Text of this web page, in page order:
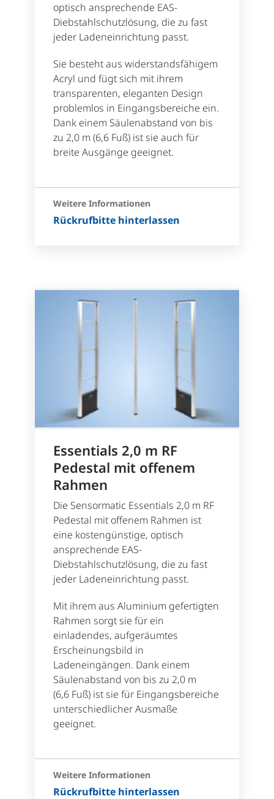
optisch ansprechende EAS-
Diebstahlschutzlösung, die zu fast
jeder Ladeneinrichtung passt.
Sie besteht aus widerstandsfähigem
Acryl und fügt sich mit ihrem
transparenten, eleganten Design
problemlos in Eingangsbereiche ein.
Dank einem Säulenabstand von bis
zu 2,0 m (6,6 Fuß) ist sie auch für
breite Ausgänge geeignet.
Weitere Informationen
Rückrufbitte hinterlassen
Essentials 2,0 m RF
Pedestal mit offenem
Rahmen
Die Sensormatic Essentials 2,0 m RF
Pedestal mit offenem Rahmen ist
eine kostengünstige, optisch
ansprechende EAS-
Diebstahlschutzlösung, die zu fast
jeder Ladeneinrichtung passt.
Mit ihrem aus Aluminium gefertigten
Rahmen sorgt sie für ein
einladendes, aufgeräumtes
Erscheinungsbild in
Ladeneingängen. Dank einem
Säulenabstand von bis zu 2,0 m
(6,6 Fuß) ist sie für Eingangsbereiche
unterschiedlicher Ausmaße
geeignet.
Weitere Informationen
Rückrufbitte hinterlassen